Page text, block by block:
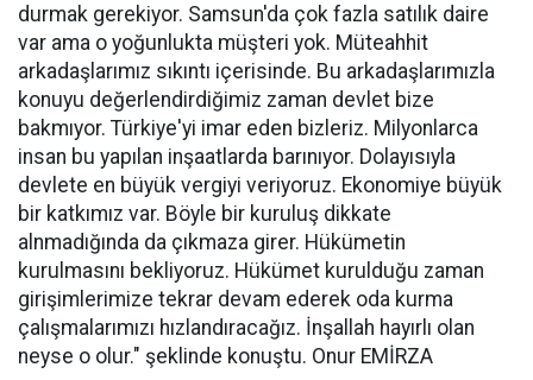
durmak gerekiyor. Samsun'da çok fazla satılık daire
var ama o yoğunlukta müşteri yok. Müteahhit
arkadaşlarımız sıkıntı içerisinde. Bu arkadaşlarımızla
konuyu değerlendirdiğimiz zaman devlet bize
bakmıyor. Türkiye'yi imar eden bizleriz. Milyonlarca
insan bu yapılan inşaatlarda barınıyor. Dolayısıyla
devlete en büyük vergiyi veriyoruz. Ekonomiye büyük
bir katkımız var. Böyle bir kuruluş dikkate
alnmadığında da çıkmaza girer. Hükümetin
kurulmasını bekliyoruz. Hükümet kurulduğu zaman
girişimlerimize tekrar devam ederek oda kurma
çalışmalarımızı hızlandıracağız. İnşallah hayırlı olan
neyse o olur." şeklinde konuştu. Onur EMİRZA